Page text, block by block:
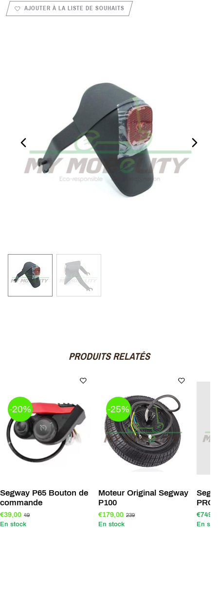
AJOUTER À LA LISTE DE SOUHAITS
PREVIOUS_SLIDE
PRODUITS RELATÉS
-20%
Segway P65 Bouton de
commande
€39,00 49
En stock
-25%
Moteur Original Segway
P100
€179,00 239
En stock
PRO
En